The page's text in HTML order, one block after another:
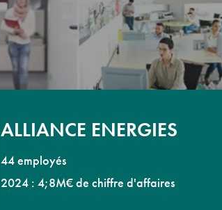
ALLIANCE ENERGIES
44 employés
2024 : 4;8M€ de chiffre d'affaires